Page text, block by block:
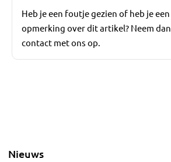
Heb je een foutje gezien of heb je een
opmerking over dit artikel? Neem dan
contact met ons op.
Nieuws